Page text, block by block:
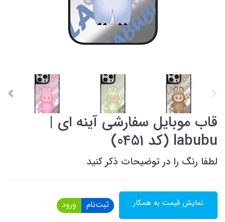
قاب موبایل سفارشی آینه ای |
labubu (کد 0451)
لطفا رنگ را در توضیحات ذکر کنید
نمایش قیمت به همکار ثبت‌نام ورود